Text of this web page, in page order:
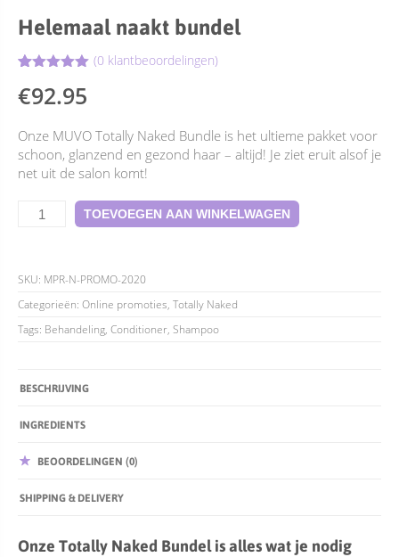
Helemaal naakt bundel
4.92op 5
gebaseerd
waarderingen
(0 klantbeoordelingen)
€92.95
Onze MUVO Totally Naked Bundle is het ultieme pakket voor
schoon, glanzend en gezond haar – altijd! Je ziet eruit alsof je
net uit de salon komt!
Helemaal
TOEVOEGEN AAN WINKELWAGEN
SKU: MPR-N-PROMO-2020
Categorieën: Online promoties, Totally Naked
Tags: Behandeling, Conditioner, Shampoo
BESCHRIJVING
INGREDIENTS
BEOORDELINGEN (0)
SHIPPING & DELIVERY
Onze Totally Naked Bundel is alles wat je nodig